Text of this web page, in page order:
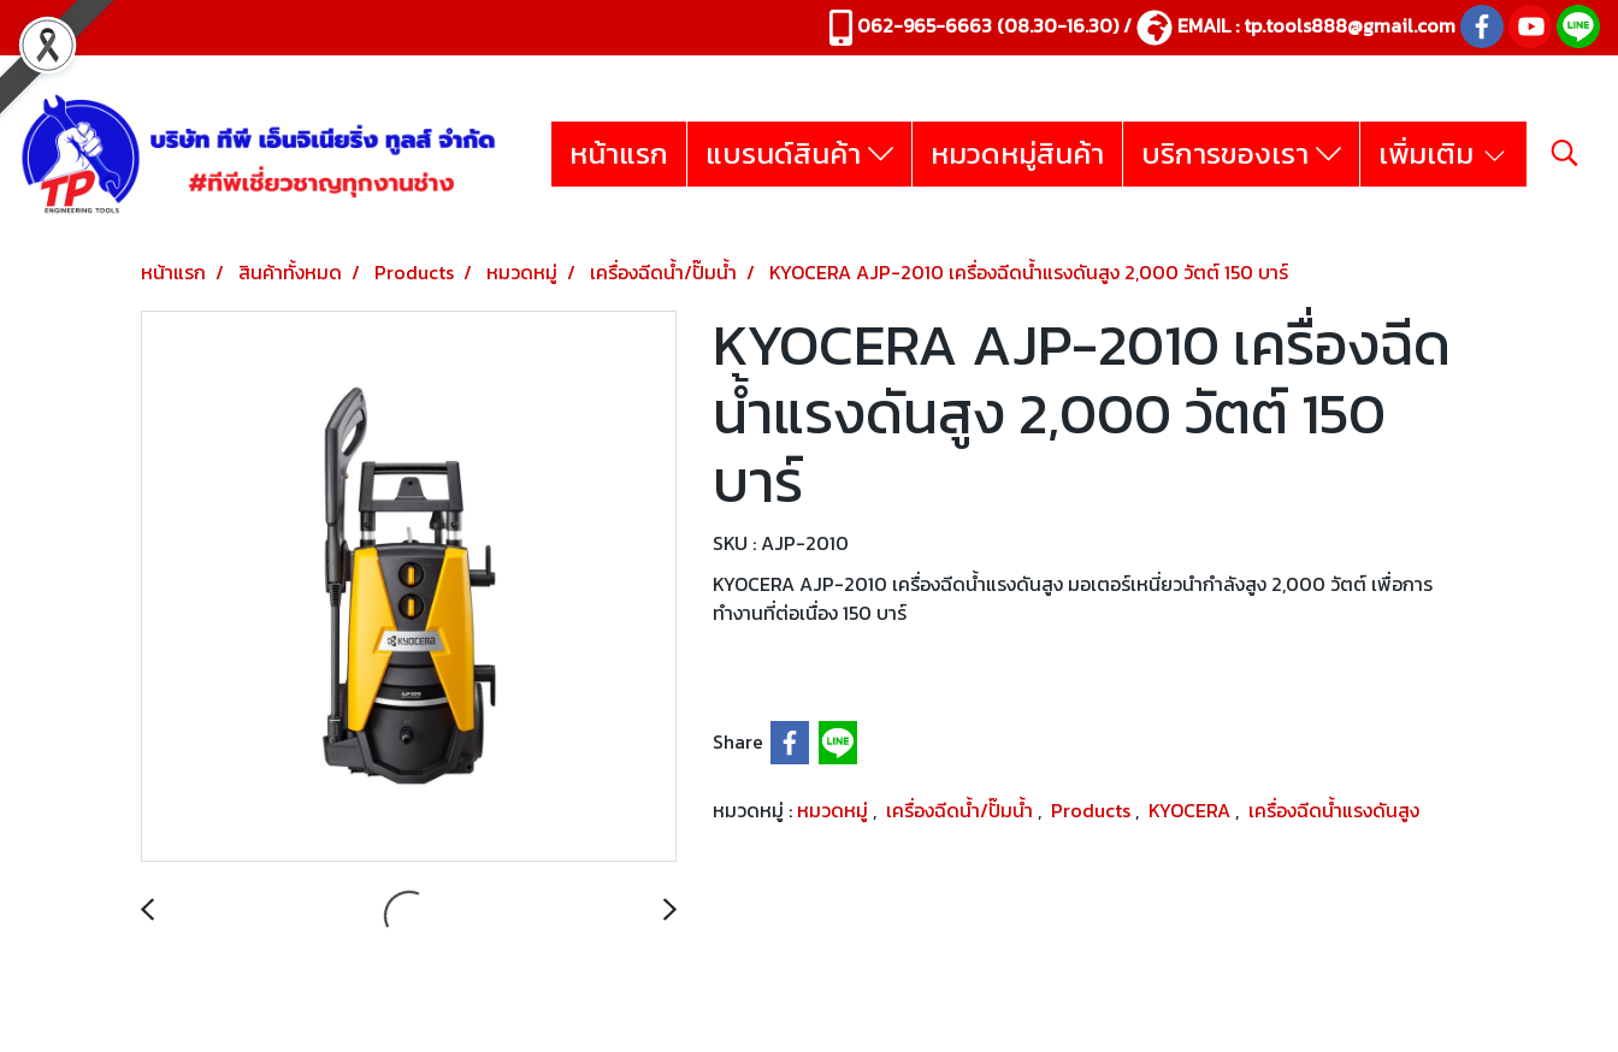
062-965-6663 (08.30-16.30) / EMAIL :tp.tools888@gmail.com
หน้าแรก แบรนด์สินค้า หมวดหมู่สินค้า บริการของเรา เพิ่มเติม
หน้าแรก สินค้าทั้งหมด Products หมวดหมู่ เครื่องฉีดน้ำ/ปั๊มน้ำ KYOCERA AJP-2010 เครื่องฉีดน้ำแรงดันสูง 2,000 วัตต์ 150 บาร์
KYOCERA AJP-2010 เครื่องฉีด
น้ำแรงดันสูง 2,000 วัตต์ 150
บาร์
SKU : AJP-2010
KYOCERA AJP-2010 เครื่องฉีดน้ำแรงดันสูง มอเตอร์เหนี่ยวนำกำลังสูง 2,000 วัตต์ เพื่อการ
ทำงานที่ต่อเนื่อง 150 บาร์
Share
หมวดหมู่ : หมวดหมู่ , เครื่องฉีดน้ำ/ปั๊มน้ำ , Products , KYOCERA , เครื่องฉีดน้ำแรงดันสูง